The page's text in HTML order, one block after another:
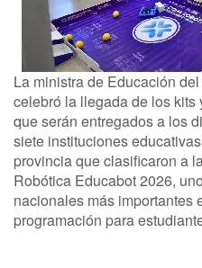
La ministra de Educación
celebró la llegada de los
que serán entregados a los
siete instituciones
provincia que clasificaron a
Robótica Educabot 2026,
nacionales más importantes
programación para